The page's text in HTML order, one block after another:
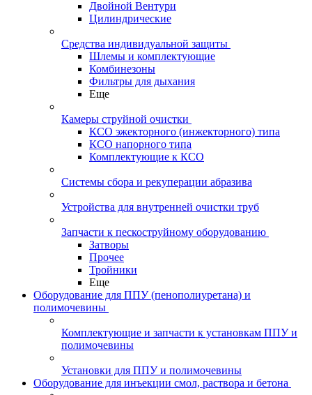
Двойной Вентури
Цилиндрические
Средства индивидуальной защиты
Шлемы и комплектующие
Комбинезоны
Фильтры для дыхания
Еще
Камеры струйной очистки
КСО эжекторного (инжекторного) типа
КСО напорного типа
Комплектующие к КСО
Системы сбора и рекуперации абразива
Устройства для внутренней очистки труб
Запчасти к пескоструйному оборудованию
Затворы
Прочее
Тройники
Еще
Оборудование для ППУ (пенополиуретана) и
полимочевины
Комплектующие и запчасти к установкам ППУ и
полимочевины
Установки для ППУ и полимочевины
Оборудование для инъекции смол, раствора и бетона